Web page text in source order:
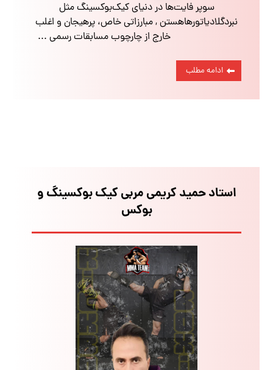
سوپر فایت‌ها در دنیای کیک‌بوکسینگ مثل
نبردگلادیاتورهاهستن , مبارزاتی خاص، پرهیجان و اغلب
خارج از چارچوب مسابقات رسمی ...
ادامه مطلب
استاد حمید کریمی مربی کیک بوکسینگ و
بوکس